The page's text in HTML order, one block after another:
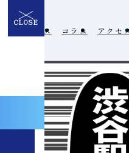
ニュース コラム アクセ
CLOSE